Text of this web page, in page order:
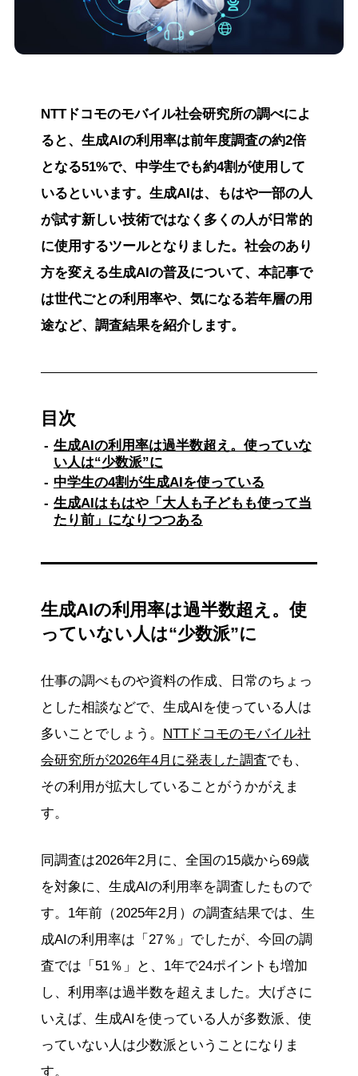
NTTドコモのモバイル社会研究所の調べによ
ると、生成AIの利用率は前年度調査の約2倍
となる51%で、中学生でも約4割が使用して
いるといいます。生成AIは、もはや一部の人
が試す新しい技術ではなく多くの人が日常的
に使用するツールとなりました。社会のあり
方を変える生成AIの普及について、本記事で
は世代ごとの利用率や、気になる若年層の用
途など、調査結果を紹介します。
目次
生成AIの利用率は過半数超え。使っていな
い人は“少数派”に
中学生の4割が生成AIを使っている
生成AIはもはや「大人も子どもも使って当
たり前」になりつつある
生成AIの利用率は過半数超え。使
っていない人は“少数派”に
仕事の調べものや資料の作成、日常のちょっ
とした相談などで、生成AIを使っている人は
多いことでしょう。 NTTドコモのモバイル社
会研究所が2026年4月に発表した調査でも、
その利用が拡大していることがうかがえま
す。
同調査は2026年2月に、全国の15歳から69歳
を対象に、生成AIの利用率を調査したもので
す。1年前（2025年2月）の調査結果では、生
成AIの利用率は「27％」でしたが、今回の調
査では「51％」と、1年で24ポイントも増加
し、利用率は過半数を超えました。大げさに
いえば、生成AIを使っている人が多数派、使
っていない人は少数派ということになりま
す。